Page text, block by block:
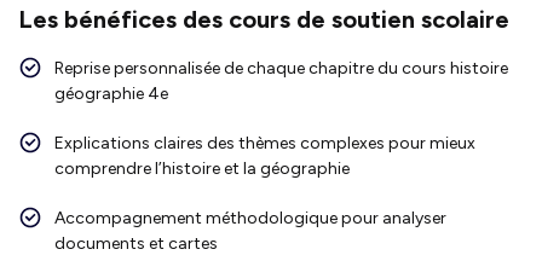
Les bénéfices des cours de soutien scolaire
Reprise personnalisée de chaque chapitre du cours histoire
géographie 4e
Explications claires des thèmes complexes pour mieux
comprendre l’histoire et la géographie
Accompagnement méthodologique pour analyser
documents et cartes